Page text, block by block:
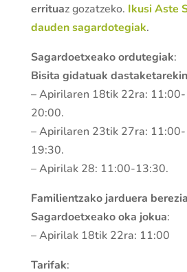
errituaz gozatzeko. Ikusi Aste
dauden sagardotegiak.
Sagardoetxeako ordutegiak:
Bisita gidatuak dastaketarekin
– Apirilaren 18tik 22ra:
20:00.
– Apirilaren 23tik 27ra:
19:30.
– Apirilak 28: 11:00-13:30.
Familientzako jarduera berezia
Sagardoetxeako oka jokua:
– Apirilak 18tik 22ra: 11:00
Tarifak: